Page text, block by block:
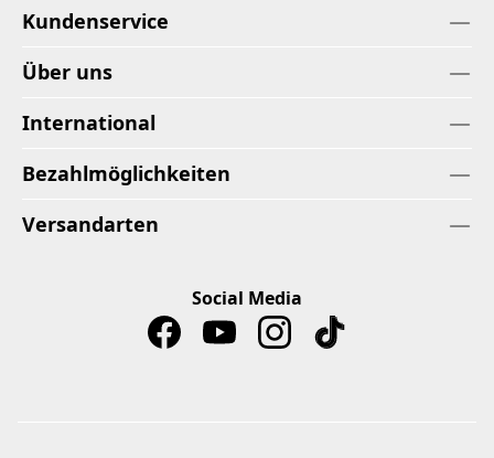
Kundenservice
Über uns
International
Bezahlmöglichkeiten
Versandarten
Social Media